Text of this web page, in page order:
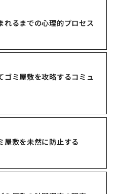
れるまでの心理的プロセス
ゴミ屋敷を攻略するコミュ
屋敷を未然に防止する